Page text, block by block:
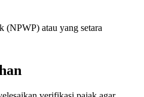
atau yang setara